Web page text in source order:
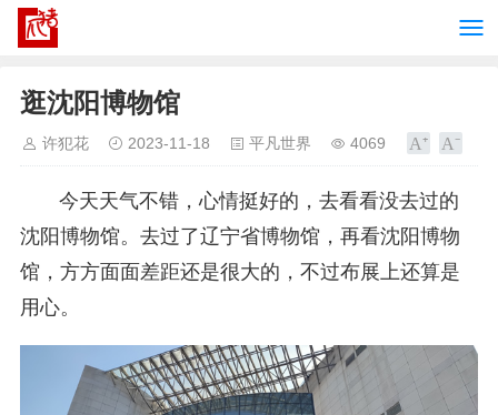
逛沈阳博物馆
许犯花 2023-11-18 平凡世界 4069
今天天气不错，心情挺好的，去看看没去过的
沈阳博物馆。去过了辽宁省博物馆，再看沈阳博物
馆，方方面面差距还是很大的，不过布展上还算是
用心。